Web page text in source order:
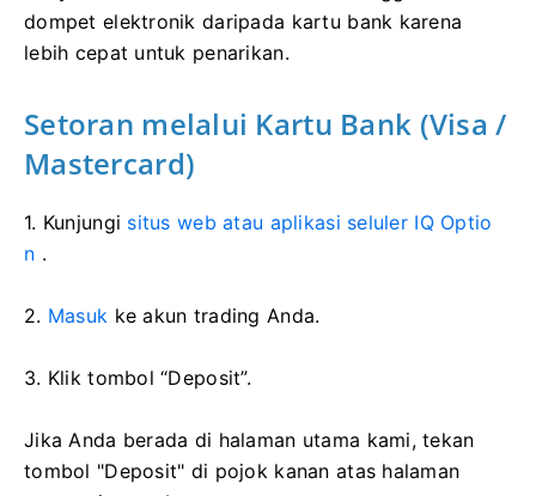
dompet elektronik daripada kartu bank karena
lebih cepat untuk penarikan.
Setoran melalui Kartu Bank (Visa /
Mastercard)
1. Kunjungi situs web atau aplikasi seluler IQ Optio
n .
2. Masuk ke akun trading Anda.
3. Klik tombol “Deposit”.
Jika Anda berada di halaman utama kami, tekan
tombol "Deposit" di pojok kanan atas halaman